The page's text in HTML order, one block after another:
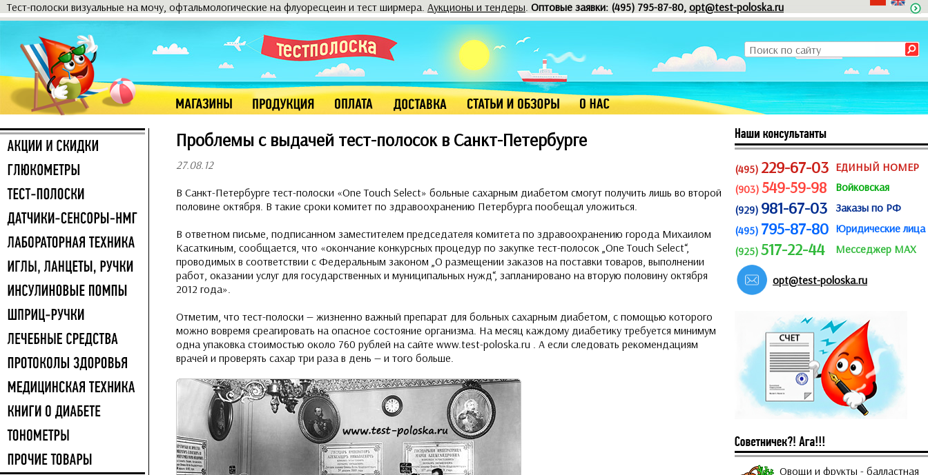
Тест-полоски визуальные на мочу, офтальмологические на флуоресцеин и тест ширмера. Аукционы и тендеры. Оптовые заявки: (495) 795-87-80, opt@test-poloska.ru
Проблемы с выдачей тест-полосок в Санкт-Петербурге
27.08.12
В Санкт-Петербурге тест-полоски «One Touch Select» больные сахарным диабетом смогут получить лишь во второй
половине октября. В такие сроки комитет по здравоохранению Петербурга пообещал уложиться.
В ответном письме, подписанном заместителем председателя комитета по здравоохранению города Михаилом
Касаткиным, сообщается, что «окончание конкурсных процедур по закупке тест-полосок „One Touch Select“,
проводимых в соответствии с Федеральным законом „О размещении заказов на поставки товаров, выполнении
работ, оказании услуг для государственных и муниципальных нужд“, запланировано на вторую половину октября
2012 года».
Отметим, что тест-полоски — жизненно важный препарат для больных сахарным диабетом, с помощью которого
можно вовремя среагировать на опасное состояние организма. На месяц каждому диабетику требуется минимум
одна упаковка стоимостью около 760 рублей на сайте www.test-poloska.ru . А если следовать рекомендациям
врачей и проверять сахар три раза в день — и того больше.
(495) 229-67-03 ЕДИНЫЙ НОМЕР
(903) 549-59-98
Войковская
(929) 981-67-03 Заказы по РФ
(495) 795-87-80 Юридические лица
(925) 517-22-44 Месседжер MAX
opt@test-poloska.ru
Овощи и фрукты - балластная